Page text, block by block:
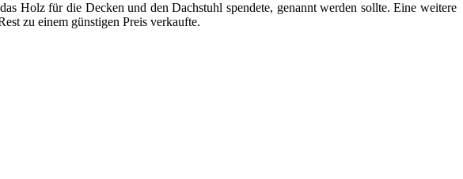
Holz für die Decken und den Dachstuhl spendete, genannt werden sollte. Eine weitere
zu einem günstigen Preis verkaufte.